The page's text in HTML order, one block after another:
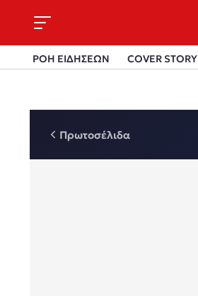
ΡΟΗ ΕΙΔΗΣΕΩΝ COVER STORY
Πρωτοσέλιδα